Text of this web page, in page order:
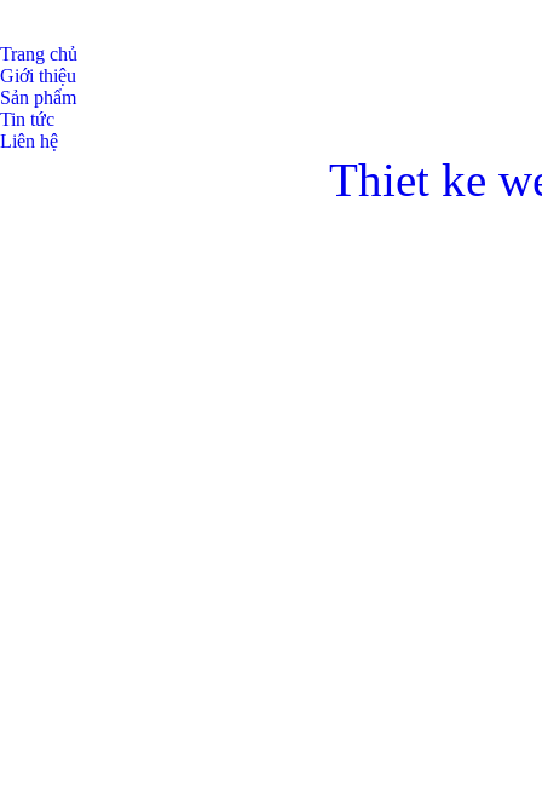
Trang chủ
Giới thiệu
Sản phẩm
Tin tức
Liên hệ
Thiet ke